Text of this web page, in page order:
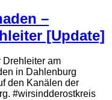
–
[Update]
Drehleiter am
in Dahlenburg
den Kanälen der
#wirsindderostkreis